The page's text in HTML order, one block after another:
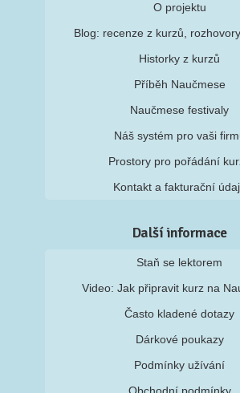
O projektu
Blog: recenze z kurzů,
Historky z kurzů
Příběh Naučmese
Naučmese festivaly
Náš systém pro vaši
Prostory pro pořádání
Kontakt a fakturační
Další informace
Staň se lektorem
Video: Jak připravit kurz na
Často kladené dotazy
Dárkové poukazy
Podmínky užívání